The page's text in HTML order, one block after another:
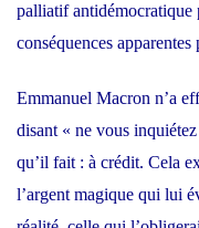
palliatif antidémocratique
conséquences
Emmanuel Macron n’a
disant « ne vous
qu’il fait : à crédit. Cela
l’argent magique qui lui